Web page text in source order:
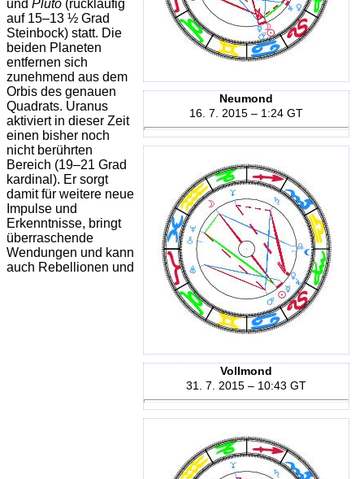
Neumond
16. 7. 2015 – 1:24 GT
Vollmond
31. 7. 2015 – 10:43 GT
und Pluto (rückläufig
auf 15–13 ½ Grad
Steinbock) statt. Die
beiden Planeten
entfernen sich
zunehmend aus dem
Orbis des genauen
Quadrats. Uranus
aktiviert in dieser Zeit
einen bisher noch
nicht berührten
Bereich (19–21 Grad
kardinal). Er sorgt
damit für weitere neue
Impulse und
Erkenntnisse, bringt
überraschende
Wendungen und kann
auch Rebellionen und